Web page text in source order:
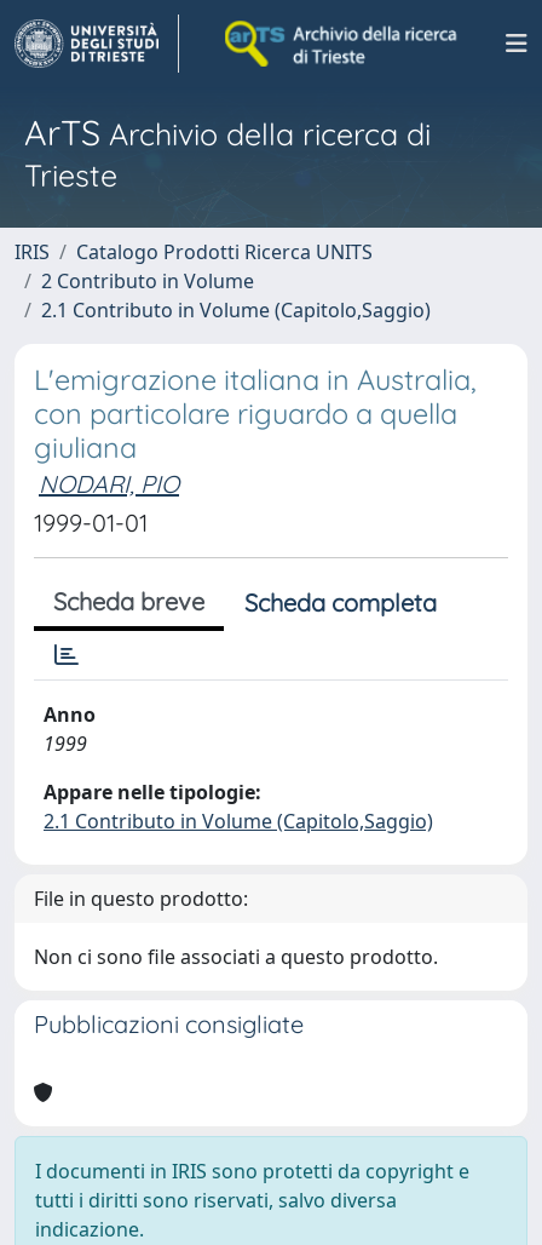
ArTS Archivio della ricerca di
Trieste
IRIS
Catalogo Prodotti Ricerca UNITS
2 Contributo in Volume
2.1 Contributo in Volume (Capitolo,Saggio)
L'emigrazione italiana in Australia,
con particolare riguardo a quella
giuliana
NODARI, PIO
1999-01-01
Scheda breve Scheda completa
Anno
1999
Appare nelle tipologie:
2.1 Contributo in Volume (Capitolo,Saggio)
File in questo prodotto:
Non ci sono file associati a questo prodotto.
Pubblicazioni consigliate
I documenti in IRIS sono protetti da copyright e
tutti i diritti sono riservati, salvo diversa
indicazione.